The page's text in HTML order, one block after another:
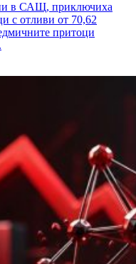
в САЩ, приключиха
с отливи от 70,62
притоци